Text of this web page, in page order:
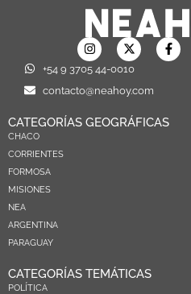
+54 9 3705 44-0010
contacto@neahoy.com
CATEGORÍAS GEOGRÁFICAS
CHACO
CORRIENTES
FORMOSA
MISIONES
NEA
ARGENTINA
PARAGUAY
CATEGORÍAS TEMÁTICAS
POLÍTICA